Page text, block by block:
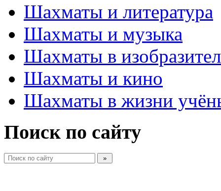
Шахматы и литература
Шахматы и музыка
Шахматы в
Шахматы и кино
Шахматы в жизни
Поиск по сайту